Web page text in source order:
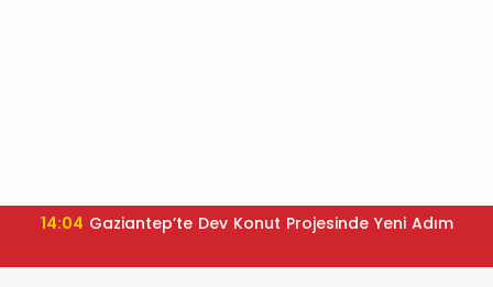
14:04 Gaziantep’te Dev Konut Projesinde Yeni Adım